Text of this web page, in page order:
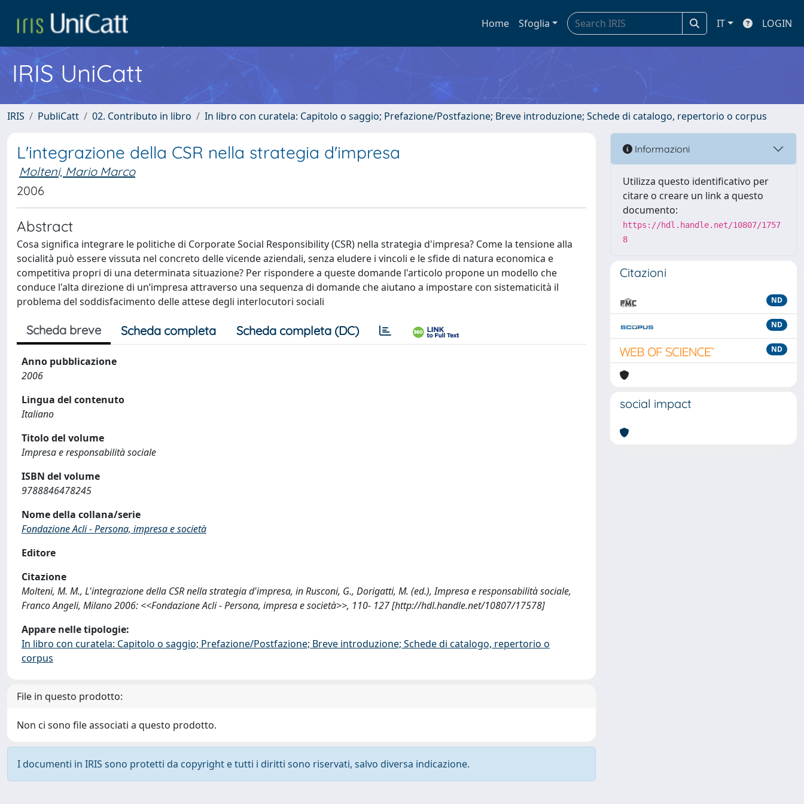
Home Sfoglia IT LOGIN
IRIS UniCatt
IRIS PubliCatt 02. Contributo in libro In libro con curatela: Capitolo o saggio; Prefazione/Postfazione; Breve introduzione; Schede di catalogo, repertorio o corpus
L'integrazione della CSR nella strategia d'impresa
Molteni, Mario Marco
2006
Abstract
Cosa significa integrare le politiche di Corporate Social Responsibility (CSR) nella strategia d'impresa? Come la tensione alla
socialità può essere vissuta nel concreto delle vicende aziendali, senza eludere i vincoli e le sfide di natura economica e
competitiva propri di una determinata situazione? Per rispondere a queste domande l'articolo propone un modello che
conduce l'alta direzione di un’impresa attraverso una sequenza di domande che aiutano a impostare con sistematicità il
problema del soddisfacimento delle attese degli interlocutori sociali
Scheda breve Scheda completa Scheda completa (DC)
Anno pubblicazione
2006
Lingua del contenuto
Italiano
Titolo del volume
Impresa e responsabilità sociale
ISBN del volume
9788846478245
Nome della collana/serie
Fondazione Acli - Persona, impresa e società
Editore
Citazione
Molteni, M. M., L'integrazione della CSR nella strategia d'impresa, in Rusconi, G., Dorigatti, M. (ed.), Impresa e responsabilità sociale,
Franco Angeli, Milano 2006: <<Fondazione Acli - Persona, impresa e società>>, 110- 127 [http://hdl.handle.net/10807/17578]
Appare nelle tipologie:
In libro con curatela: Capitolo o saggio; Prefazione/Postfazione; Breve introduzione; Schede di catalogo, repertorio o
corpus
File in questo prodotto:
Non ci sono file associati a questo prodotto.
I documenti in IRIS sono protetti da copyright e tutti i diritti sono riservati, salvo diversa indicazione.
Informazioni
Utilizza questo identificativo per
citare o creare un link a questo
documento:
https://hdl.handle.net/10807/1757
8
Citazioni
ND
ND
ND
social impact